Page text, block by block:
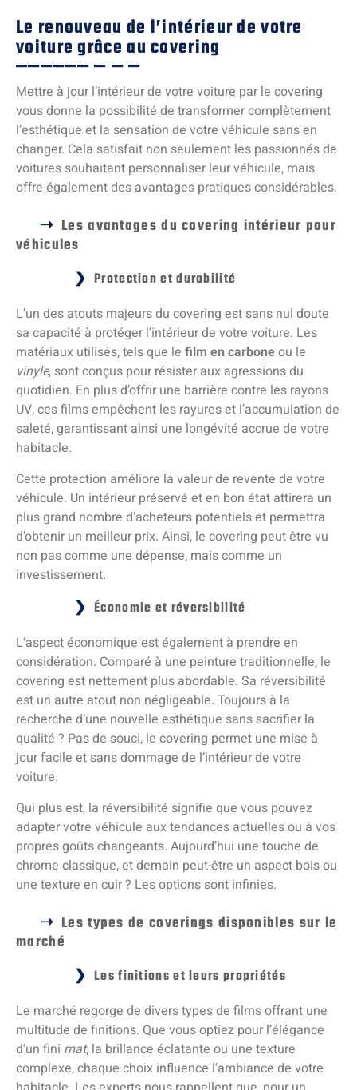
Le renouveau de l’intérieur de votre
voiture grâce au covering
Mettre à jour l’intérieur de votre voiture par le covering
vous donne la possibilité de transformer complètement
l’esthétique et la sensation de votre véhicule sans en
changer. Cela satisfait non seulement les passionnés de
voitures souhaitant personnaliser leur véhicule, mais
offre également des avantages pratiques considérables.
Les avantages du covering intérieur pour
véhicules
Protection et durabilité
L’un des atouts majeurs du covering est sans nul doute
sa capacité à protéger l’intérieur de votre voiture. Les
matériaux utilisés, tels que le film en carboneou le
vinyle, sont conçus pour résister aux agressions du
quotidien. En plus d’offrir une barrière contre les rayons
UV, ces films empêchent les rayures et l’accumulation de
saleté, garantissant ainsi une longévité accrue de votre
habitacle.
Cette protection améliore la valeur de revente de votre
véhicule. Un intérieur préservé et en bon état attirera un
plus grand nombre d’acheteurs potentiels et permettra
d’obtenir un meilleur prix. Ainsi, le covering peut être vu
non pas comme une dépense, mais comme un
investissement.
Économie et réversibilité
L’aspect économique est également à prendre en
considération. Comparé à une peinture traditionnelle, le
covering est nettement plus abordable. Sa réversibilité
est un autre atout non négligeable. Toujours à la
recherche d’une nouvelle esthétique sans sacrifier la
qualité ? Pas de souci, le covering permet une mise à
jour facile et sans dommage de l’intérieur de votre
voiture.
Qui plus est, la réversibilité signifie que vous pouvez
adapter votre véhicule aux tendances actuelles ou à vos
propres goûts changeants. Aujourd’hui une touche de
chrome classique, et demain peut-être un aspect bois ou
une texture en cuir ? Les options sont infinies.
Les types de coverings disponibles sur le
marché
Les finitions et leurs propriétés
Le marché regorge de divers types de films offrant une
multitude de finitions. Que vous optiez pour l’élégance
d’un fini mat, la brillance éclatante ou une texture
complexe, chaque choix influence l’ambiance de votre